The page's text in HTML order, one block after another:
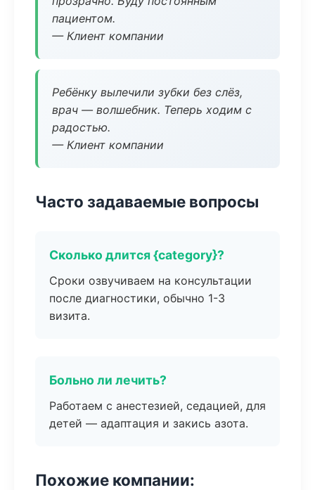
пациентом.
— Клиент компании
Ребёнку вылечили зубки без слёз,
врач — волшебник. Теперь ходим с
радостью.
— Клиент компании
Часто задаваемые вопросы
Сколько длится {category}?
Сроки озвучиваем на консультации
после диагностики, обычно 1-3
визита.
Больно ли лечить?
Работаем с анестезией, седацией, для
детей — адаптация и закись азота.
Похожие компании: